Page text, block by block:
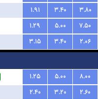
۱.۹۱ ۳.۴۰
۳.۸۰
۱.۲۹ ۵.۰۰
۷.۵۰
۳.۱۵ ۳.۴۰
۲.۰۶
۱.۲۵ ۵.۰۰
۸.۰۰
۲.۴۰ ۳.۲۰
۲.۶۰